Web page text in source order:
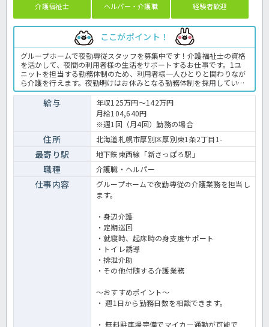
介護福祉士 ヘルパー・介護職 経験者歓迎
ここがポイント！
グループホームで夜勤専従スタッフを募集中です！介護福祉士の資格
を活かして、夜間の利用者様の生活をサポートするお仕事です。1ユ
ニットを担当する勤務体制のため、利用者様一人ひとりと関わりなが
ら介護を行えます。夜勤明けはお休みとなる勤務体制を採用している
ほか、無料駐車場も完備されています。Wワークや扶養内勤務にも対
応しているため、現在のお仕事と両立したい方にもおすすめです。気
になる方はお気軽にお問い合わせください！グループホームでの介護
業務全般です。 ＜介護職 パート グループホームの求人＞
給与
年収125万円～142万円
月給104,640円
※週1回（月4回）勤務の場合
住所 北海道札幌市厚別区厚別東1条2丁目1-
最寄り駅 地下鉄東西線「新さっぽろ駅」
職種 介護職・ヘルパー
仕事内容
グループホームで夜勤専従の介護業務を担当し
ます。
・身辺介護
・定期巡回
・就寝時、起床時の身支度サポート
・トイレ誘導
・排泄介助
・その他付随する介護業務
～おすすめポイント～
・ 週1日から勤務日数を相談できます。
・ 無料駐車場完備でマイカー通勤が可能で